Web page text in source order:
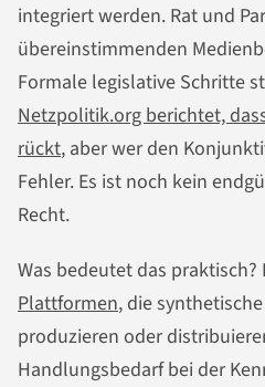
integriert werden. Rat und
übereinstimmenden
Formale legislative Schritte
Netzpolitik.org berichtet,
rückt, aber wer den
Fehler. Es ist noch kein
Recht.
Was bedeutet das
Plattformen, die
produzieren oder
Handlungsbedarf bei der